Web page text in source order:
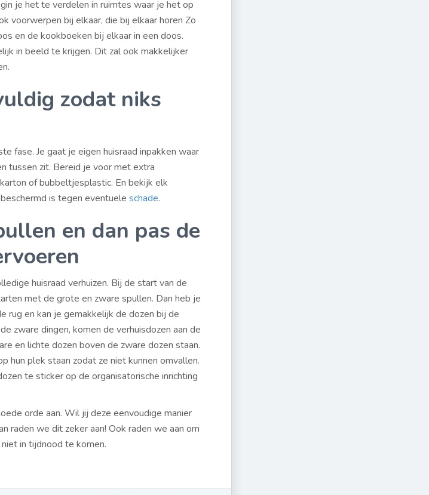
je het te verdelen in ruimtes waar je het op
voorwerpen bij elkaar, die bij elkaar horen Zo
en de kookboeken bij elkaar in een doos.
in beeld te krijgen. Dit zal ook makkelijker
zodat niks
fase. Je gaat je eigen huisraad inpakken waar
tussen zit. Bereid je voor met extra
of bubbeltjesplastic. En bekijk elk
is tegen eventuele schade.
en dan pas de
huisraad verhuizen. Bij de start van de
met de grote en zware spullen. Dan heb je
en kan je gemakkelijk de dozen bij de
zware dingen, komen de verhuisdozen aan de
en lichte dozen boven de zware dozen staan.
hun plek staan zodat ze niet kunnen omvallen.
te sticker op de organisatorische inrichting
orde aan. Wil jij deze eenvoudige manier
raden we dit zeker aan! Ook raden we aan om
in tijdnood te komen.